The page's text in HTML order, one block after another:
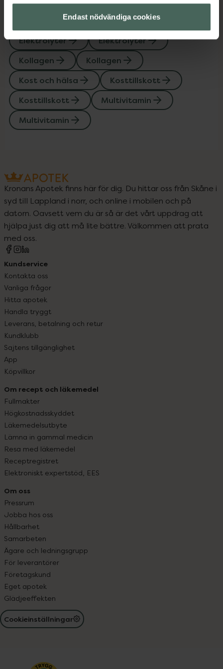
Endast nödvändiga cookies
Upptäck flera produkter inom
Elektrolyter
Elektrolyter
Kollagen
Kollagen
Kost och hälsa
Kosttillskott
Kosttillskott
Multivitamin
Multivitamin
Kronans Apotek finns här för dig. Du hittar oss från Skåne i
syd till Lappland i norr, och online i mobilen och på
datorn. Oavsett vem du är så är det vårt uppdrag att
hjälpa just dig att må lite bättre. Välkommen att prata
med oss.
Kundservice
Kontakta oss
Vanliga frågor
Hitta apotek
Handla tryggt
Leverans, betalning och retur
Kundklubb
Sajtens tillgänglighet
App
Köpvillkor
Om recept och läkemedel
Fullmakter
Högkostnadsskyddet
Läkemedelsutbyte
Lämna in gammal medicin
Resa med läkemedel
Receptregistret
Elektroniskt expertstöd, EES
Om oss
Pressrum
Jobba hos oss
Hållbarhet
Samarbeten
Ägare och ledningsgrupp
För leverantörer
Företagskund
Eget apotek
Glädjeeffekten
Cookieinställningar